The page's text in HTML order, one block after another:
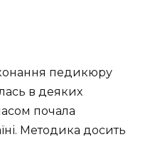
педикюру
в деяких
почала
Методика досить